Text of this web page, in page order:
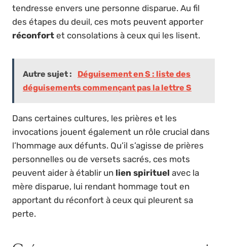
tendresse envers une personne disparue. Au fil
des étapes du deuil, ces mots peuvent apporter
réconfort et consolations à ceux qui les lisent.
Autre sujet :
Déguisement en S : liste des
déguisements commençant pas la lettre S
Dans certaines cultures, les prières et les
invocations jouent également un rôle crucial dans
l’hommage aux défunts. Qu’il s’agisse de prières
personnelles ou de versets sacrés, ces mots
peuvent aider à établir un lien spirituel avec la
mère disparue, lui rendant hommage tout en
apportant du réconfort à ceux qui pleurent sa
perte.